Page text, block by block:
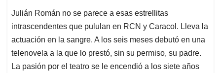
Julián Román no se parece a esas estrellitas
intrascendentes que pululan en RCN y Caracol. Lleva la
actuación en la sangre. A los seis meses debutó en una
telenovela a la que lo prestó, sin su permiso, su padre.
La pasión por el teatro se le encendió a los siete años